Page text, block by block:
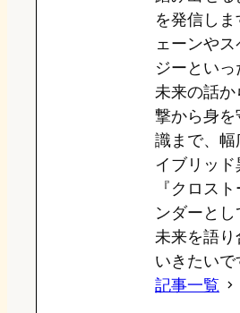
を発信し
ェーンや
ジーとい
未来の話
撃から身
識まで、
イブリッ
『クロス
ンダーとし
未来を語
いきたいで
記事一覧